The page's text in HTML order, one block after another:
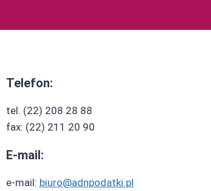
Telefon:
tel. (22) 208 28 88
fax: (22) 211 20 90
E-mail:
e-mail: biuro@adnpodatki.pl